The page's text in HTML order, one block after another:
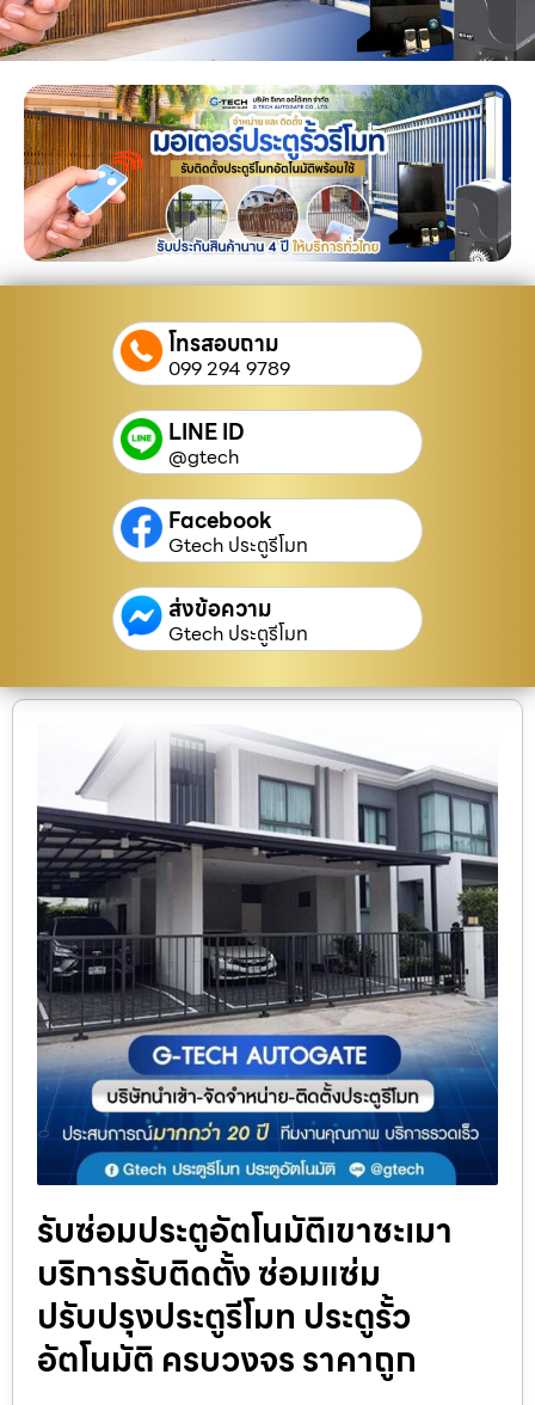
โทรสอบถาม
099 294 9789
LINE ID
@gtech
Facebook
Gtech ประตูรีโมท
ส่งข้อความ
Gtech ประตูรีโมท
รับซ่อมประตูอัตโนมัติเขาชะเมา
บริการรับติดตั้ง ซ่อมแซ่ม
ปรับปรุงประตูรีโมท ประตูรั้ว
อัตโนมัติ ครบวงจร ราคาถูก